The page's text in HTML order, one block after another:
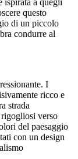
questo
di un piccolo
condurre al
I
ricco e
strada
rigogliosi verso
del paesaggio
con un design